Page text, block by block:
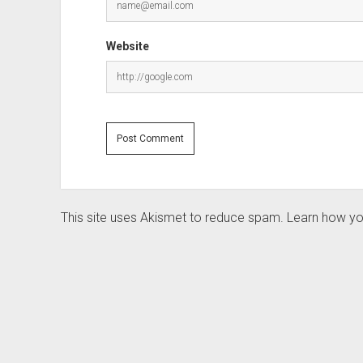
Website
This site uses Akismet to reduce spam. Learn how